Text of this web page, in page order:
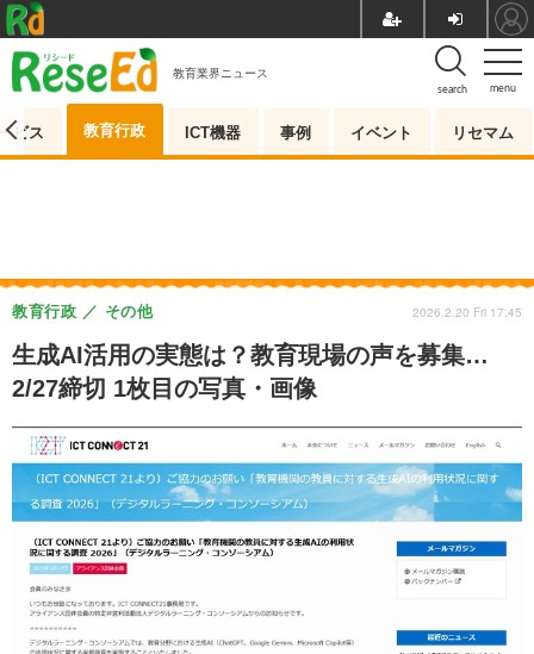
menu
search
教育業界ニュース
ビス 教育行政 ICT機器 事例 イベント リセマム
生成AI活用の実態は？教育現場の声を募集…
2/27締切 1枚目の写真・画像
教育行政 その他 2026.2.20 Fri 17:45